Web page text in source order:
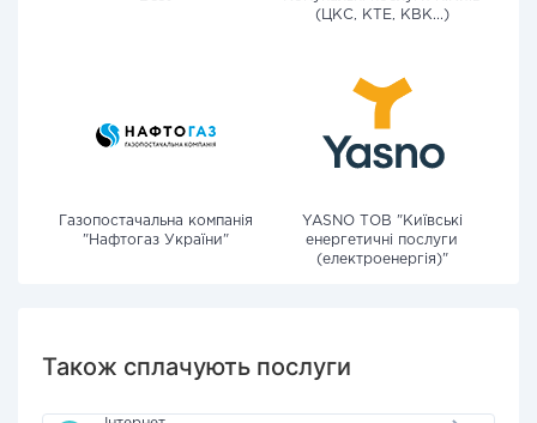
(ЦКС, КТЕ, КВК...)
Газопостачальна компанія
"Нафтогаз України"
YASNO ТОВ "Київські
енергетичні послуги
(електроенергія)"
Також сплачують послуги